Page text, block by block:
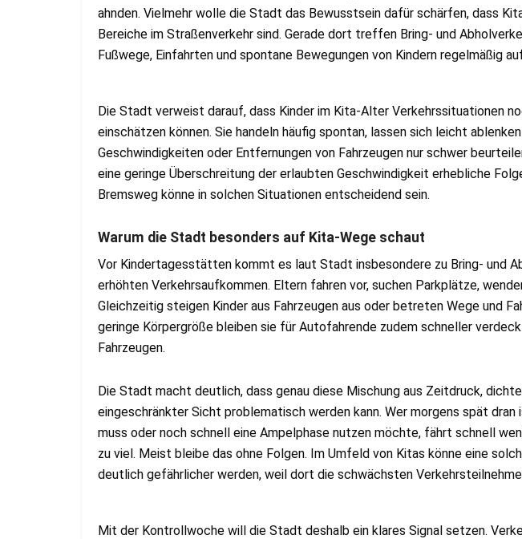
ahnden. Vielmehr wolle die Stadt das Bewusstsein dafür schärfen, dass
Bereiche im Straßenverkehr sind. Gerade dort treffen Bring- und
Fußwege, Einfahrten und spontane Bewegungen von Kindern regelmäßig
Die Stadt verweist darauf, dass Kinder im Kita-Alter Verkehrssituationen
einschätzen können. Sie handeln häufig spontan, lassen sich leicht
Geschwindigkeiten oder Entfernungen von Fahrzeugen nur schwer
eine geringe Überschreitung der erlaubten Geschwindigkeit erhebliche
Bremsweg könne in solchen Situationen entscheidend sein.
Warum die Stadt besonders auf Kita-Wege schaut
Vor Kindertagesstätten kommt es laut Stadt insbesondere zu Bring- und
erhöhten Verkehrsaufkommen. Eltern fahren vor, suchen Parkplätze,
Gleichzeitig steigen Kinder aus Fahrzeugen aus oder betreten Wege und
geringe Körpergröße bleiben sie für Autofahrende zudem schneller
Fahrzeugen.
Die Stadt macht deutlich, dass genau diese Mischung aus Zeitdruck,
eingeschränkter Sicht problematisch werden kann. Wer morgens spät dran
muss oder noch schnell eine Ampelphase nutzen möchte, fährt schnell
zu viel. Meist bleibe das ohne Folgen. Im Umfeld von Kitas könne eine
deutlich gefährlicher werden, weil dort die schwächsten
Mit der Kontrollwoche will die Stadt deshalb ein klares Signal setzen.